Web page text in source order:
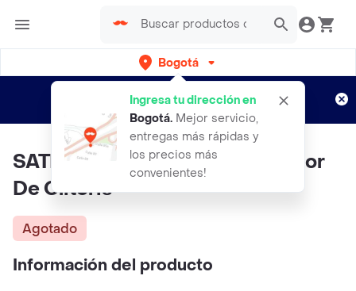
Bogotá
Ingresa tu dirección en
Bogotá. Mejor servicio,
entregas más rápidas y
los precios más
convenientes!
envíos gratis por semanas
Aplican TyC
SATISFYER Traveler Succionador
De Clitoris
Agotado
Información del producto